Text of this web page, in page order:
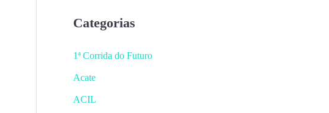
Categorias
1ª Corrida do Futuro
Acate
ACIL